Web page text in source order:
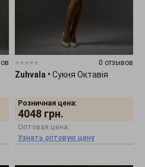
0 отзывов
Zuhvala • Сукня Октавія
Розничная цена:
4048 грн.
Оптовая цена:
Узнать оптовую цену